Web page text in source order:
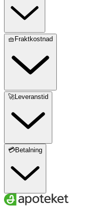
🧺Fraktkostnad
🚀Leveranstid
💳Betalning